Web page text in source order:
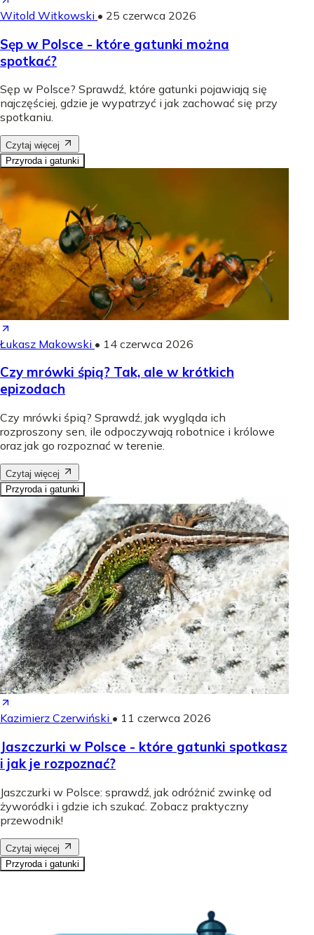
Witold Witkowski • 25 czerwca 2026
Sęp w Polsce - które gatunki można
spotkać?
Sęp w Polsce? Sprawdź, które gatunki pojawiają się
najczęściej, gdzie je wypatrzyć i jak zachować się przy
spotkaniu.
Czytaj więcej
Przyroda i gatunki
Łukasz Makowski • 14 czerwca 2026
Czy mrówki śpią? Tak, ale w krótkich
epizodach
Czy mrówki śpią? Sprawdź, jak wygląda ich
rozproszony sen, ile odpoczywają robotnice i królowe
oraz jak go rozpoznać w terenie.
Czytaj więcej
Przyroda i gatunki
Kazimierz Czerwiński • 11 czerwca 2026
Jaszczurki w Polsce - które gatunki spotkasz
i jak je rozpoznać?
Jaszczurki w Polsce: sprawdź, jak odróżnić zwinkę od
żyworódki i gdzie ich szukać. Zobacz praktyczny
przewodnik!
Czytaj więcej
Przyroda i gatunki